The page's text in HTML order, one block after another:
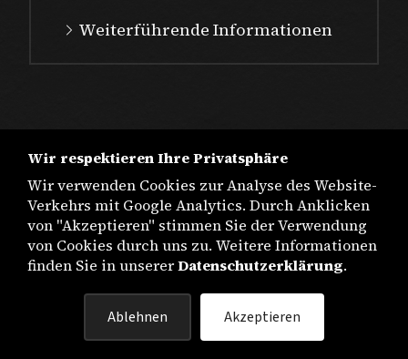
Weiterführende Informationen
DATENSCHUTZ
Wir respektieren Ihre Privatsphäre
Wir verwenden Cookies zur Analyse des Website-
Verkehrs mit Google Analytics. Durch Anklicken
von "Akzeptieren" stimmen Sie der Verwendung
von Cookies durch uns zu. Weitere Informationen
finden Sie in unsererDatenschutzerklärung.
Ablehnen Akzeptieren